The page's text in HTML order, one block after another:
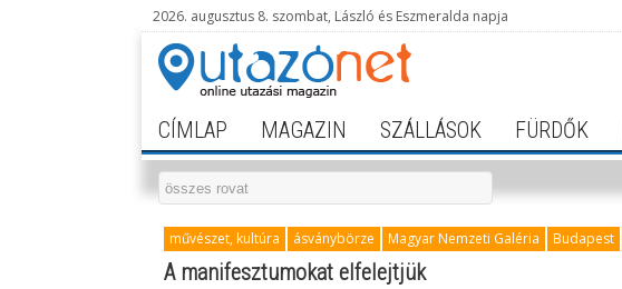
2026. augusztus 8. szombat, László és Eszmeralda napja
CÍMLAP MAGAZIN SZÁLLÁSOK FÜRDŐK
művészet, kultúra ásványbörze Magyar Nemzeti Galéria Budapest
A manifesztumokat elfelejtjük